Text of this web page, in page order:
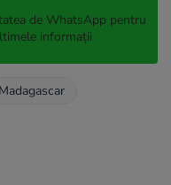
de WhatsApp pentru
informații
Madagascar